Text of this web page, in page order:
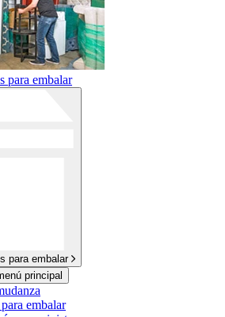
para embalar
para embalar
principal
embalar